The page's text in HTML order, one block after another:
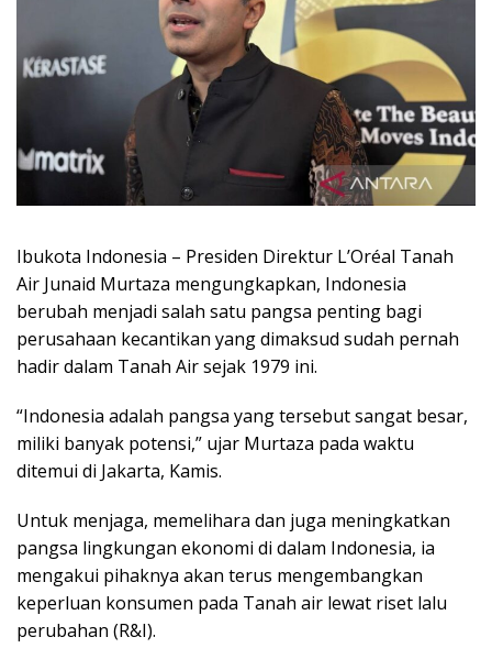
Ibukota Indonesia – Presiden Direktur L’Oréal Tanah
Air Junaid Murtaza mengungkapkan, Indonesia
berubah menjadi salah satu pangsa penting bagi
perusahaan kecantikan yang dimaksud sudah pernah
hadir dalam Tanah Air sejak 1979 ini.
“Indonesia adalah pangsa yang tersebut sangat besar,
miliki banyak potensi,” ujar Murtaza pada waktu
ditemui di Jakarta, Kamis.
Untuk menjaga, memelihara dan juga meningkatkan
pangsa lingkungan ekonomi di dalam Indonesia, ia
mengakui pihaknya akan terus mengembangkan
keperluan konsumen pada Tanah air lewat riset lalu
perubahan (R&I).